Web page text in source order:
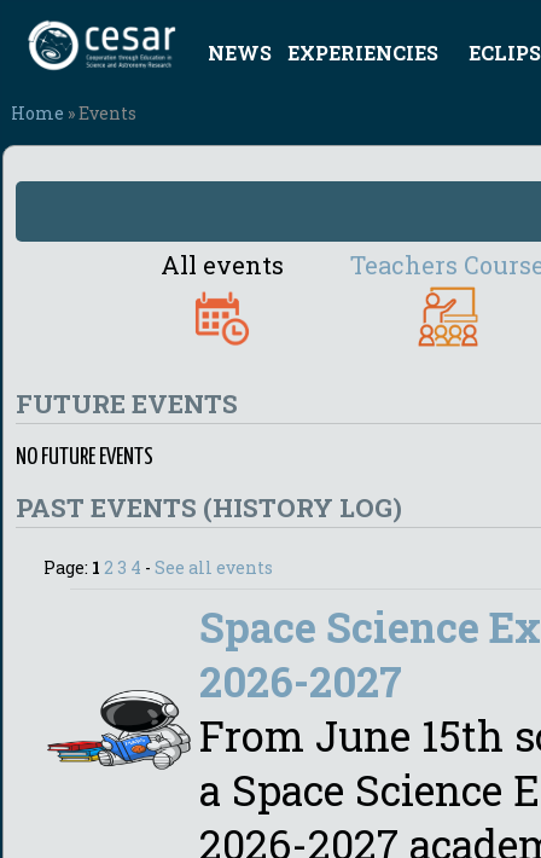
NEWS EXPERIENCIES
Home » Events
All events Teachers
FUTURE EVENTS
NO FUTURE EVENTS
PAST EVENTS (HISTORY LOG)
Page: 1 2 3 4 - See all events
Space Science
2026-2027
From June 15th
a Space Science
2026-2027